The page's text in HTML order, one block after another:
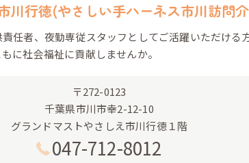
川行徳(やさしい手ハーネス市川訪問
任者、夜勤専従スタッフとしてご活躍いただける
に社会福祉に貢献しませんか。
〒272-0123
千葉県市川市幸2-12-10
グランドマストやさしえ市川行徳１階
047-712-8012